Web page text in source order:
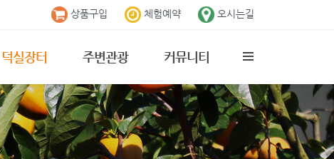
상품구입 체험예약 오시는길
덕실장터
지역특산물 소개
특산물 구입
주변관광
전체보기
충익사
수암사
커뮤니티
공지사항
덕실마을소식
갤러리